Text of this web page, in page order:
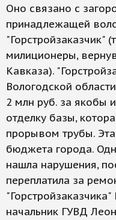
Оно связано с
принадлежащей
"Горстройзаказчик"
милиционеры,
Кавказа).
Вологодской
2 млн руб. за якобы
отделку базы,
прорывом трубы.
бюджета города.
нашла нарушения,
переплатила за
начальник ГУВД